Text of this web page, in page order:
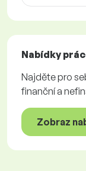
Nabídky
Najděte pro
finanční a
Zobraz